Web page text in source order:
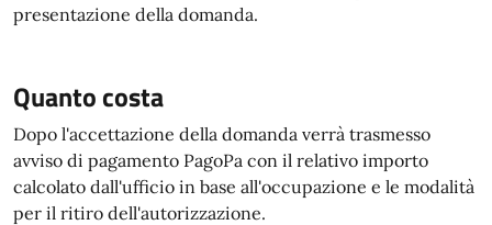
presentazione della domanda.
Quanto costa
Dopo l'accettazione della domanda verrà trasmesso
avviso di pagamento PagoPa con il relativo importo
calcolato dall'ufficio in base all'occupazione e le modalità
per il ritiro dell'autorizzazione.